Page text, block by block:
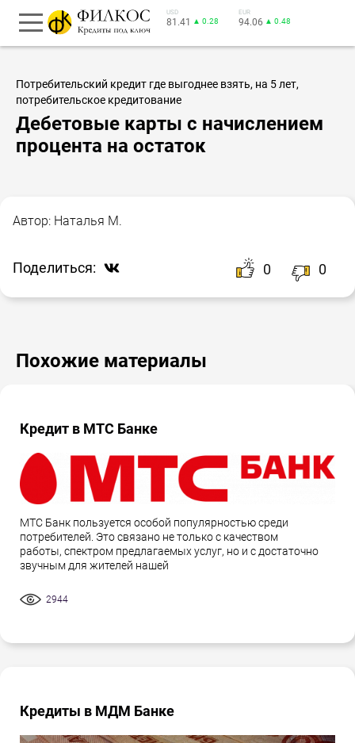
USD
81.41 ▲ 0.28
EUR
94.06 ▲ 0.48
Потребительский кредит где выгоднее взять, на 5 лет,
потребительское кредитование
Дебетовые карты с начислением
процента на остаток
Автор: Наталья М.
Поделиться: 0 0
Похожие материалы
Кредит в МТС Банке
МТС Банк пользуется особой популярностью среди
потребителей. Это связано не только с качеством
работы, спектром предлагаемых услуг, но и с достаточно
звучным для жителей нашей
2944
Кредиты в МДМ Банке